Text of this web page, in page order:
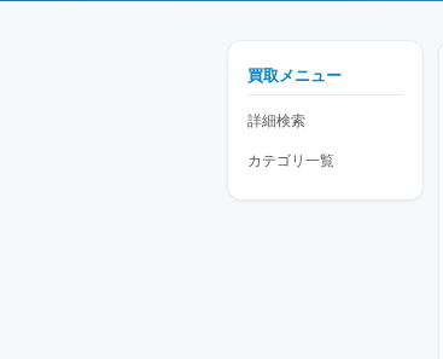
買取メニュー
詳細検索
カテゴリ一覧